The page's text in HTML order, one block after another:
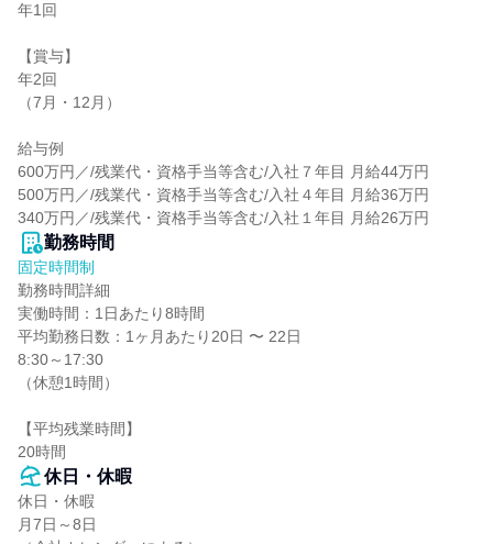
年1回
【賞与】
年2回
（7月・12月）
給与例
600万円／/残業代・資格手当等含む/入社７年目 月給44万円
500万円／/残業代・資格手当等含む/入社４年目 月給36万円
340万円／/残業代・資格手当等含む/入社１年目 月給26万円
勤務時間
固定時間制
勤務時間詳細
実働時間：1日あたり8時間
平均勤務日数：1ヶ月あたり20日 〜 22日
8:30～17:30
（休憩1時間）
【平均残業時間】
20時間
休日・休暇
休日・休暇
月7日～8日